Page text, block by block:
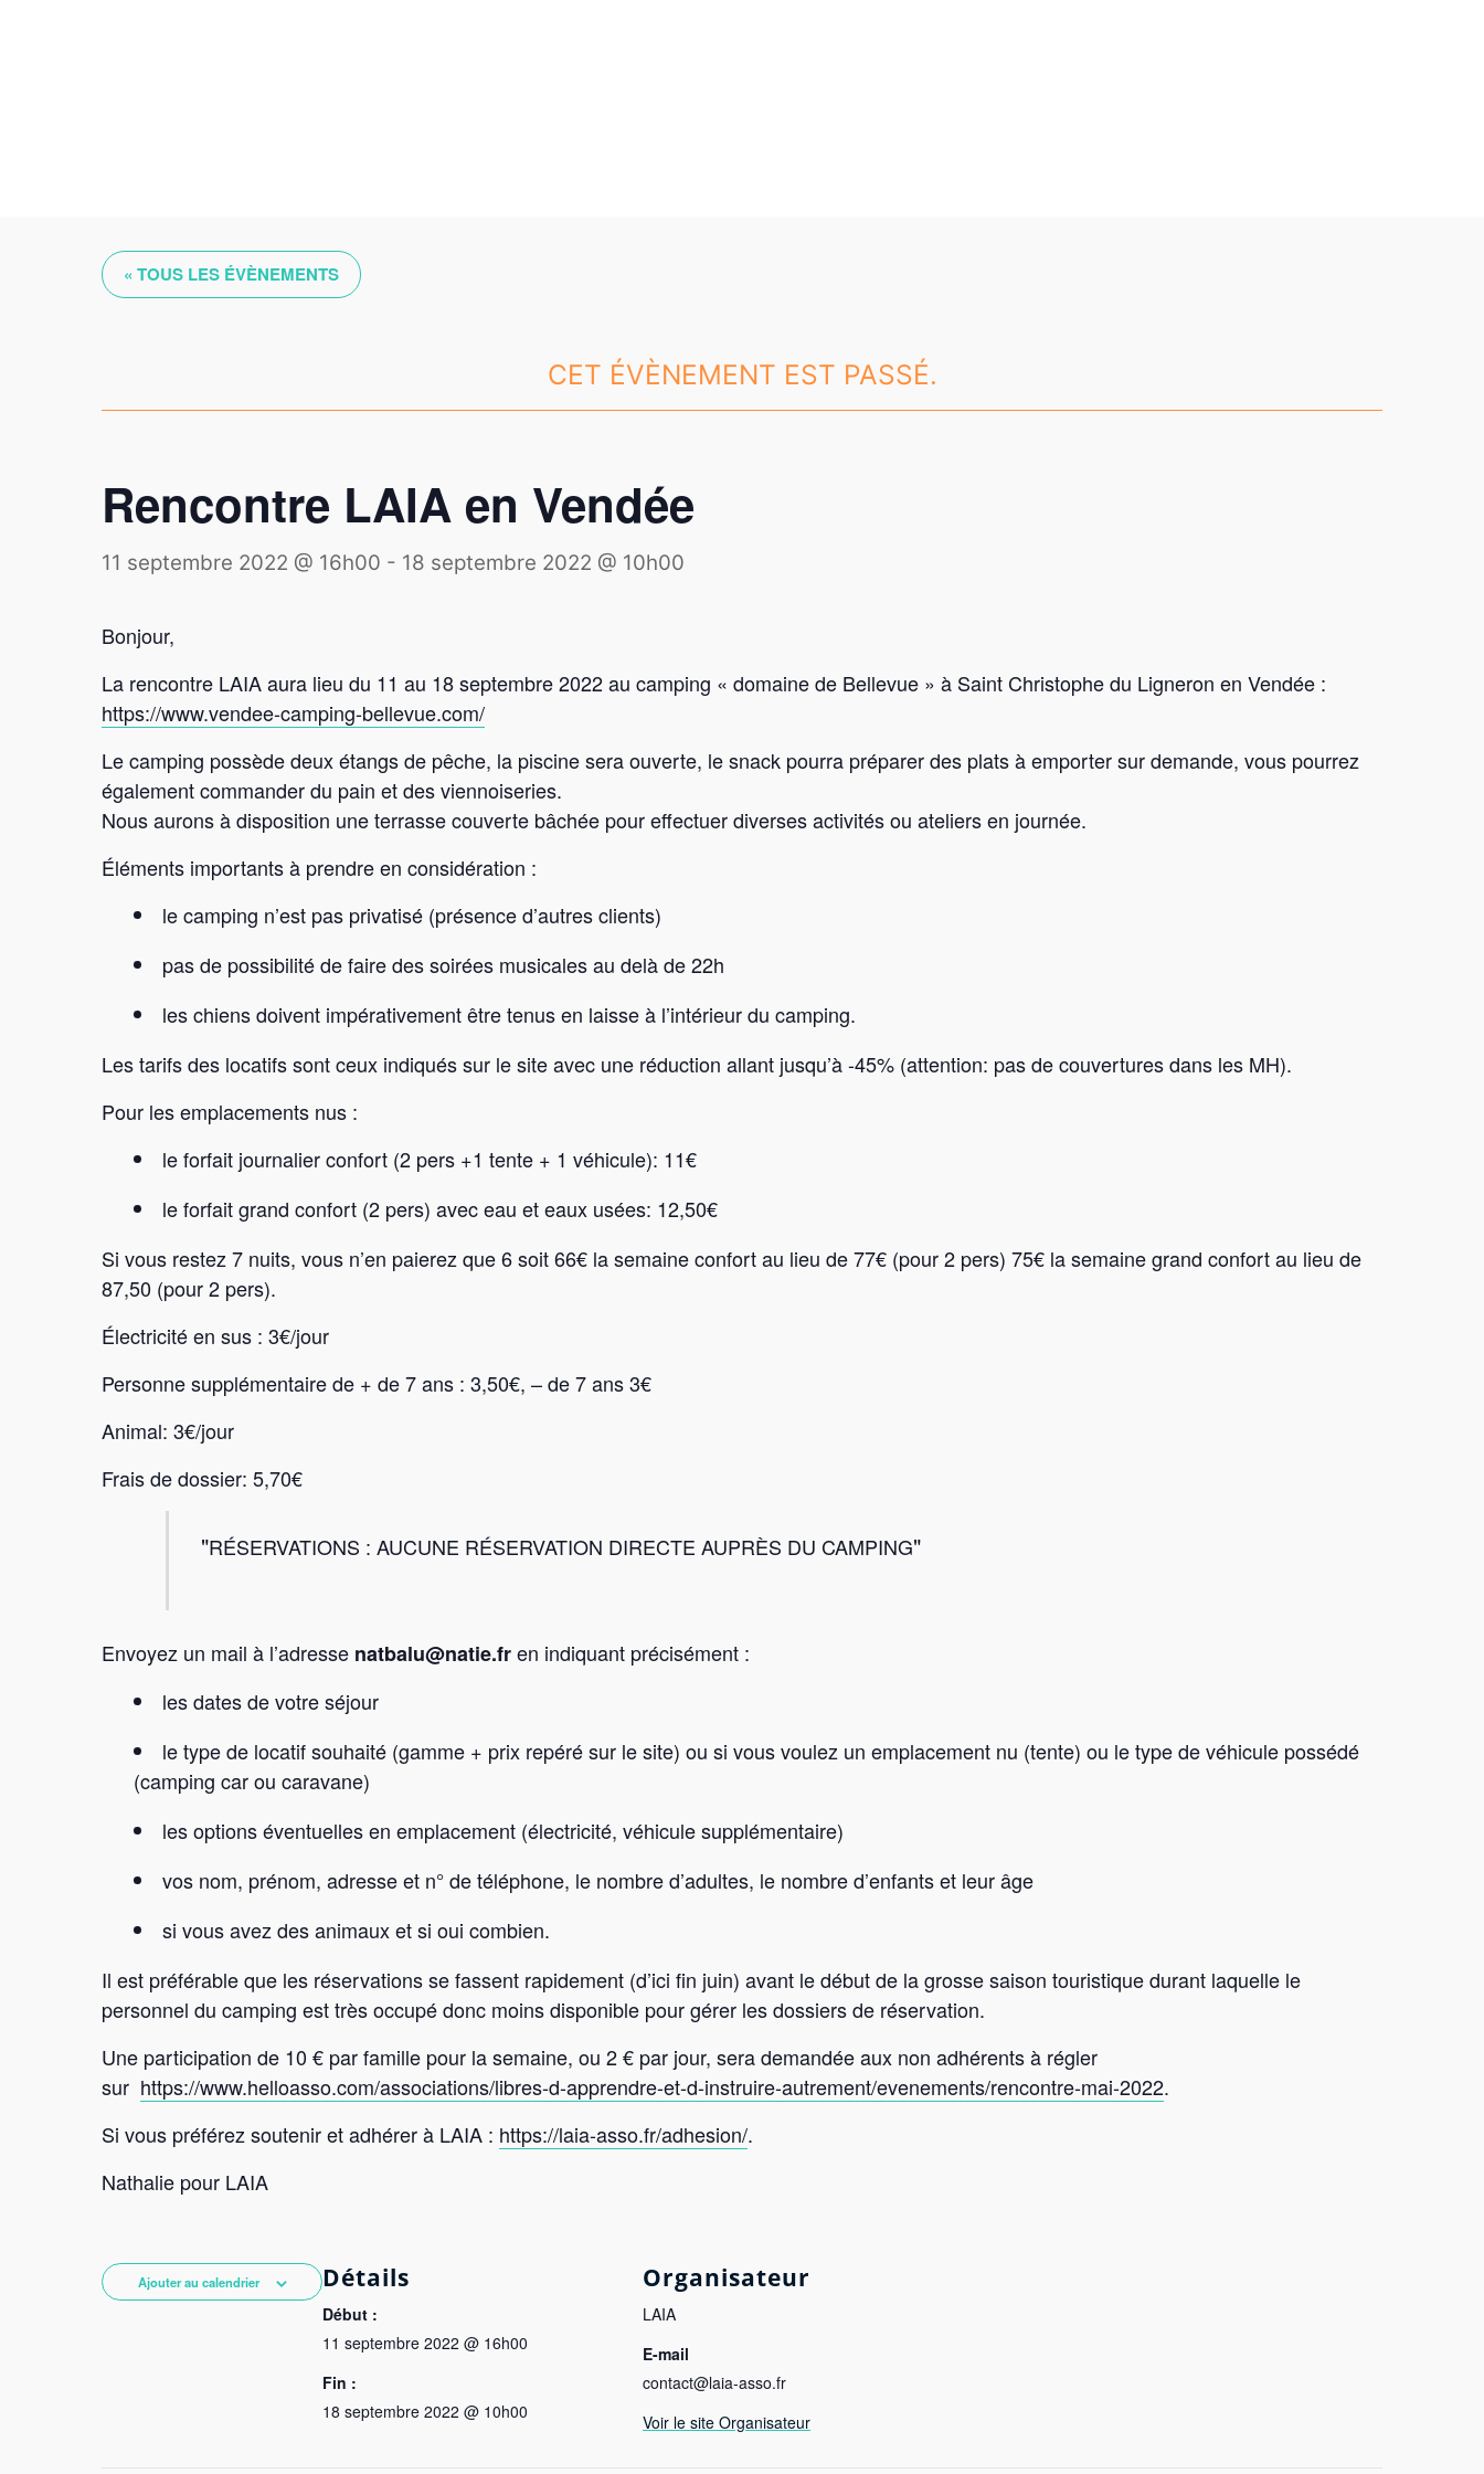
« TOUS LES ÉVÈNEMENTS
CET ÉVÈNEMENT EST PASSÉ.
Rencontre LAIA en Vendée
11 septembre 2022 @ 16h00 - 18 septembre 2022 @ 10h00
Bonjour,
La rencontre LAIA aura lieu du 11 au 18 septembre 2022 au camping « domaine de Bellevue » à Saint Christophe du Ligneron en Vendée :
https://www.vendee-camping-bellevue.com/
Le camping possède deux étangs de pêche, la piscine sera ouverte, le snack pourra préparer des plats à emporter sur demande, vous pourrez
également commander du pain et des viennoiseries.
Nous aurons à disposition une terrasse couverte bâchée pour effectuer diverses activités ou ateliers en journée.
Éléments importants à prendre en considération :
le camping n’est pas privatisé (présence d’autres clients)
pas de possibilité de faire des soirées musicales au delà de 22h
les chiens doivent impérativement être tenus en laisse à l’intérieur du camping.
Les tarifs des locatifs sont ceux indiqués sur le site avec une réduction allant jusqu’à -45% (attention: pas de couvertures dans les MH).
Pour les emplacements nus :
le forfait journalier confort (2 pers +1 tente + 1 véhicule): 11€
le forfait grand confort (2 pers) avec eau et eaux usées: 12,50€
Si vous restez 7 nuits, vous n’en paierez que 6 soit 66€ la semaine confort au lieu de 77€ (pour 2 pers) 75€ la semaine grand confort au lieu de
87,50 (pour 2 pers).
Électricité en sus : 3€/jour
Personne supplémentaire de + de 7 ans : 3,50€, – de 7 ans 3€
Animal: 3€/jour
Frais de dossier: 5,70€
RÉSERVATIONS : AUCUNE RÉSERVATION DIRECTE AUPRÈS DU CAMPING
Envoyez un mail à l’adresse natbalu@natie.fren indiquant précisément :
les dates de votre séjour
le type de locatif souhaité (gamme + prix repéré sur le site) ou si vous voulez un emplacement nu (tente) ou le type de véhicule possédé
(camping car ou caravane)
les options éventuelles en emplacement (électricité, véhicule supplémentaire)
vos nom, prénom, adresse et n° de téléphone, le nombre d’adultes, le nombre d’enfants et leur âge
si vous avez des animaux et si oui combien.
Il est préférable que les réservations se fassent rapidement (d’ici fin juin) avant le début de la grosse saison touristique durant laquelle le
personnel du camping est très occupé donc moins disponible pour gérer les dossiers de réservation.
Une participation de 10 € par famille pour la semaine, ou 2 € par jour, sera demandée aux non adhérents à régler
sur https://www.helloasso.com/associations/libres-d-apprendre-et-d-instruire-autrement/evenements/rencontre-mai-2022.
Si vous préférez soutenir et adhérer à LAIA : https://laia-asso.fr/adhesion/.
Nathalie pour LAIA
Ajouter au calendrier Détails
Début :
11 septembre 2022 @ 16h00
Fin :
18 septembre 2022 @ 10h00
Organisateur
LAIA
E-mail
contact@laia-asso.fr
Voir le site Organisateur